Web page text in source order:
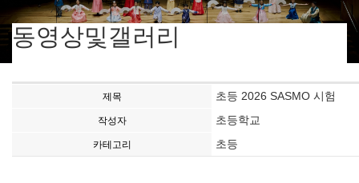
동영상및갤러리
제목 초등 2026 SASMO 시험
작성자 초등학교
카테고리 초등